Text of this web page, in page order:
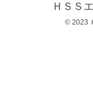
ＨＳＳ
© 2023